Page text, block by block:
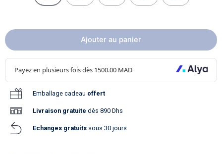
Ajouter au panier
Emballage cadeau offert
Livraison gratuite dès 890 Dhs
Echanges gratuits sous 30 jours